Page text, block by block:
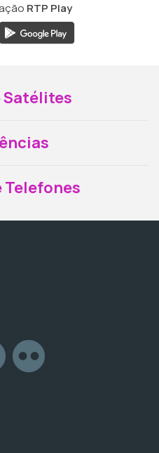
RTP Play
Satélites
Telefones